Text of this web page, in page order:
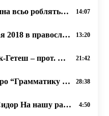
Польща и Украйина всьо роблять обы їх злочины против мирных русинов не открылися. .. 07.2020 14:07
Праздник Николая 2018 в православном соборҍ г. Ужгород. 13:20
Про Василя Турок-Гетеш – прот. Димитрій Сидор. 24.01.2020 21:42
Прот. Димитрій про “Грамматику живого русинського языка“ Ч,2 од21.11.2019 28:38
Прот. Димитрій Сидор На нашу радость Америка ныні … 4:50